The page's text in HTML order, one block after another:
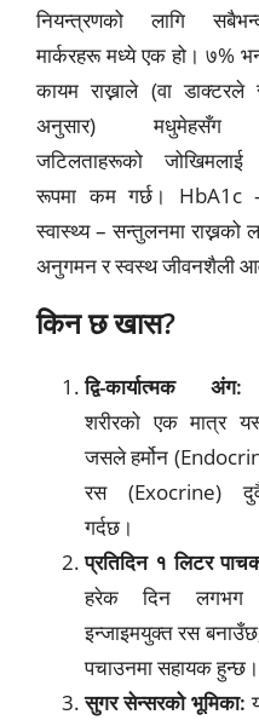
नियन्त्रणको लागि
मार्करहरू मध्ये एक हो। ७%
कायम राख्नाले (वा डाक्टरले
अनुसार) मधुमेहसँग
जटिलताहरूको
रूपमा कम गर्छ। HbA1c
स्वास्थ्य – सन्तुलनमा राख्नको
अनुगमन र स्वस्थ जीवनशैली
किन छ खास?
द्वि-कार्यात्मक अंग:
शरीरको एक मात्र
जसले हर्मोन
रस (Exocrine)
गर्दछ।
प्रतिदिन १ लिटर
हरेक दिन लगभग
इन्जाइमयुक्त रस
पचाउनमा सहायक हुन्छ।
सुगर सेन्सरको भूमिका: